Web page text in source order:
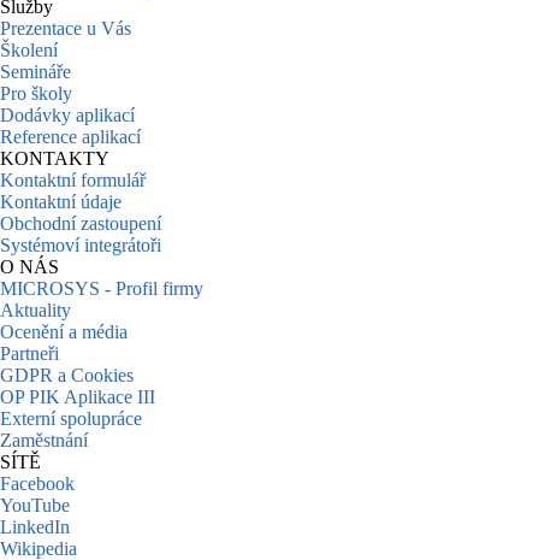
Služby
Prezentace u Vás
Školení
Semináře
Pro školy
Dodávky aplikací
Reference aplikací
KONTAKTY
Kontaktní formulář
Kontaktní údaje
Obchodní zastoupení
Systémoví integrátoři
O NÁS
MICROSYS - Profil firmy
Aktuality
Ocenění a média
Partneři
GDPR a Cookies
OP PIK Aplikace III
Externí spolupráce
Zaměstnání
SÍTĚ
Facebook
YouTube
LinkedIn
Wikipedia